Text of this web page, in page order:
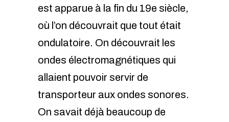
est apparue à la fin du 19e siècle,
où l’on découvrait que tout était
ondulatoire. On découvrait les
ondes électromagnétiques qui
allaient pouvoir servir de
transporteur aux ondes sonores.
On savait déjà beaucoup de